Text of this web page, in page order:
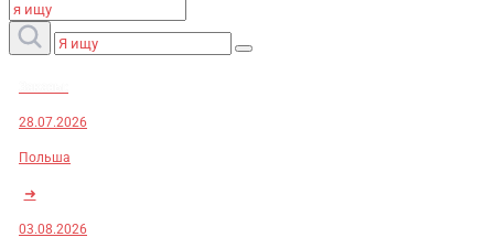
28.07.2026
Польша
➜
03.08.2026